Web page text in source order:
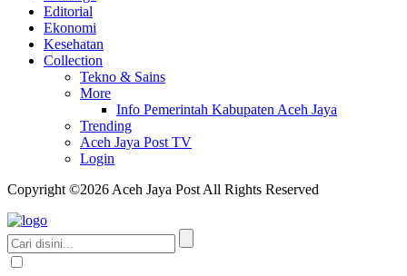
Editorial
Ekonomi
Kesehatan
Collection
Tekno & Sains
More
Info Pemerintah Kabupaten Aceh Jaya
Trending
Aceh Jaya Post TV
Login
Copyright ©2026 Aceh Jaya Post All Rights Reserved